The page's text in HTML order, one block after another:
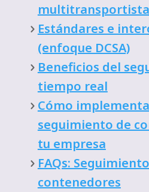
multitransportista
Estándares e
(enfoque DCSA)
Beneficios del
tiempo real
Cómo
seguimiento de
tu empresa
FAQs:
contenedores